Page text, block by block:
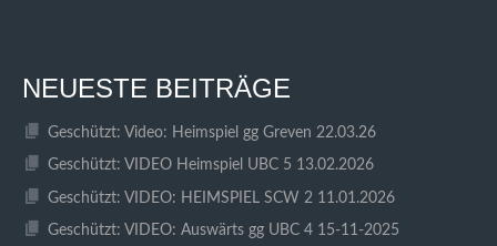
NEUESTE BEITRÄGE
Geschützt: Video: Heimspiel gg Greven 22.03.26
Geschützt: VIDEO Heimspiel UBC 5 13.02.2026
Geschützt: VIDEO: HEIMSPIEL SCW 2 11.01.2026
Geschützt: VIDEO: Auswärts gg UBC 4 15-11-2025